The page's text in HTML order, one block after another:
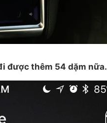
được thêm 54 dặm nữa.